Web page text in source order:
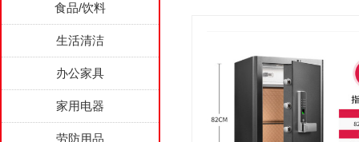
食品/饮料
生活清洁
办公家具
家用电器
劳防用品